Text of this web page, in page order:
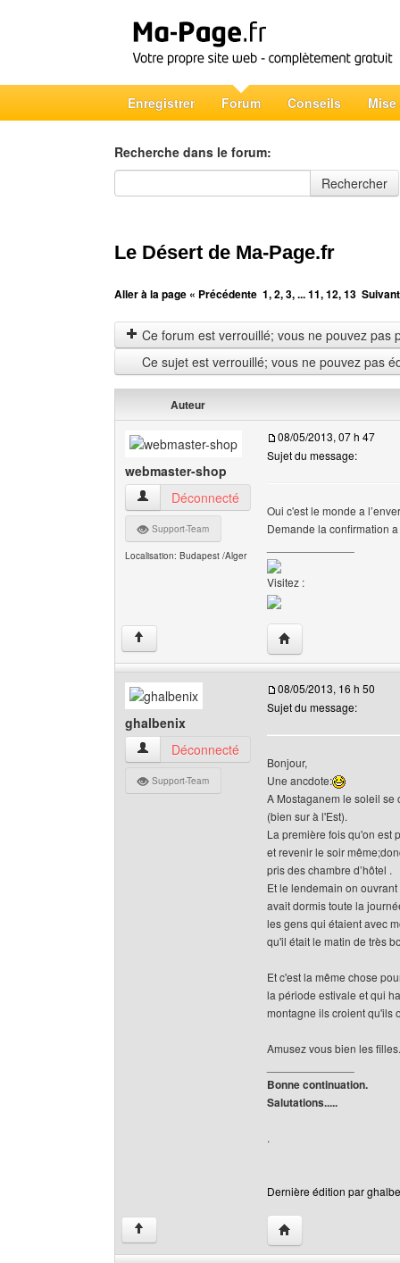
Enregistrer Forum Conseils Mise
Recherche dans le forum:
Recherche dans le forum
Rechercher
Le Désert de Ma-Page.fr
Aller à la page « Précédente 1,2,3, ...11,12,13
Ce forum est verrouillé; vous ne pouvez pas
Ce sujet est verrouillé; vous ne pouvez pas
Auteur
webmaster-shop
webmaster-shop Voir le profil de l'utilisateur
Déconnecté
Support-Team
Localisation: Budapest /Alger
08/05/2013, 07 h 47
Sujet du message:
Oui c'est le monde a
Demande la confirmation
Visitez :
↑ Visiter le site web
ghalbenix
ghalbenix Voir le profil de l'utilisateur
Déconnecté
Support-Team
08/05/2013, 16 h 50
Sujet du message:
Bonjour,
Une ancdote:
A Mostaganem le soleil se
(bien sur à l'Est).
La première fois qu'on est
et revenir le soir
pris des chambre d’hôtel .
Et le lendemain on
avait dormis toute la
les gens qui étaient avec
qu'il était le matin de très
Et c'est la même chose
la période estivale et qui
montagne ils croient qu'ils
Amusez vous bien les filles.
Bonne continuation.
Salutations.....
.
Dernière édition par
↑ Visiter le site web